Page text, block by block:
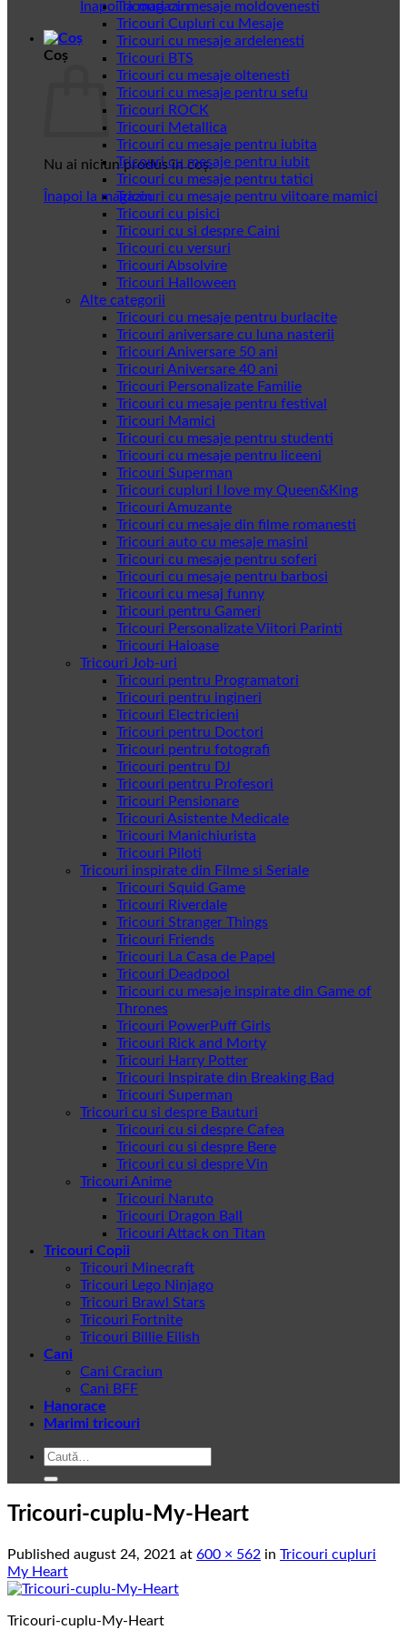
Înapoi la magazin
Coș
Nu ai niciun produs în coș.
Înapoi la magazin
Tricouri cu mesaje moldovenesti
Tricouri Cupluri cu Mesaje
Tricouri cu mesaje ardelenesti
Tricouri BTS
Tricouri cu mesaje oltenesti
Tricouri cu mesaje pentru sefu
Tricouri ROCK
Tricouri Metallica
Tricouri cu mesaje pentru iubita
Tricouri cu mesaje pentru iubit
Tricouri cu mesaje pentru tatici
Tricouri cu mesaje pentru viitoare mamici
Tricouri cu pisici
Tricouri cu si despre Caini
Tricouri cu versuri
Tricouri Absolvire
Tricouri Halloween
Alte categorii
Tricouri cu mesaje pentru burlacite
Tricouri aniversare cu luna nasterii
Tricouri Aniversare 50 ani
Tricouri Aniversare 40 ani
Tricouri Personalizate Familie
Tricouri cu mesaje pentru festival
Tricouri Mamici
Tricouri cu mesaje pentru studenti
Tricouri cu mesaje pentru liceeni
Tricouri Superman
Tricouri cupluri I love my Queen&King
Tricouri Amuzante
Tricouri cu mesaje din filme romanesti
Tricouri auto cu mesaje masini
Tricouri cu mesaje pentru soferi
Tricouri cu mesaje pentru barbosi
Tricouri cu mesaj funny
Tricouri pentru Gameri
Tricouri Personalizate Viitori Parinti
Tricouri Haioase
Tricouri Job-uri
Tricouri pentru Programatori
Tricouri pentru ingineri
Tricouri Electricieni
Tricouri pentru Doctori
Tricouri pentru fotografi
Tricouri pentru DJ
Tricouri pentru Profesori
Tricouri Pensionare
Tricouri Asistente Medicale
Tricouri Manichiurista
Tricouri Piloti
Tricouri inspirate din Filme si Seriale
Tricouri Squid Game
Tricouri Riverdale
Tricouri Stranger Things
Tricouri Friends
Tricouri La Casa de Papel
Tricouri Deadpool
Tricouri cu mesaje inspirate din Game of
Thrones
Tricouri PowerPuff Girls
Tricouri Rick and Morty
Tricouri Harry Potter
Tricouri Inspirate din Breaking Bad
Tricouri Superman
Tricouri cu si despre Bauturi
Tricouri cu si despre Cafea
Tricouri cu si despre Bere
Tricouri cu si despre Vin
Tricouri Anime
Tricouri Naruto
Tricouri Dragon Ball
Tricouri Attack on Titan
Tricouri Copii
Tricouri Minecraft
Tricouri Lego Ninjago
Tricouri Brawl Stars
Tricouri Fortnite
Tricouri Billie Eilish
Cani
Cani Craciun
Cani BFF
Hanorace
Marimi tricouri
Caută
Tricouri-cuplu-My-Heart
Published august 24, 2021 at 600 × 562 in Tricouri cupluri
My Heart
Tricouri-cuplu-My-Heart